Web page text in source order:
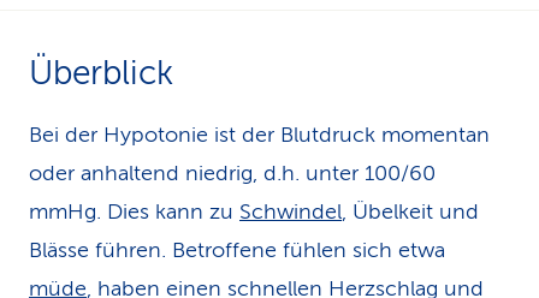
Überblick
Bei der Hypotonie ist der Blutdruck momentan
oder anhaltend niedrig, d.h. unter 100/60
mmHg. Dies kann zu Schwindel, Übelkeit und
Blässe führen. Betroffene fühlen sich etwa
müde, haben einen schnellen Herzschlag und